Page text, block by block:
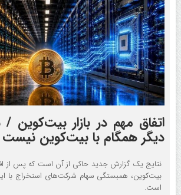
اتفاق مهم در بازار بیت‌کوین /
دیگر همگام با بیت‌کوین نیست
بیت‌کوین، همبستگی سهام شرکت‌های استخراج با
است.